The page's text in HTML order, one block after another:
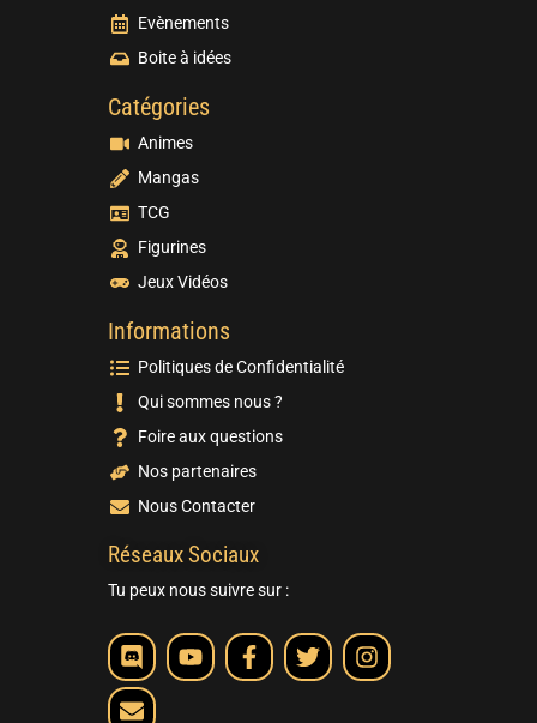
Evènements
Boite à idées
Catégories
Animes
Mangas
TCG
Figurines
Jeux Vidéos
Informations
Politiques de Confidentialité
Qui sommes nous ?
Foire aux questions
Nos partenaires
Nous Contacter
Réseaux Sociaux
Tu peux nous suivre sur :